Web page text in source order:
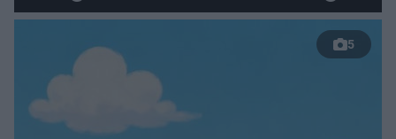
Szlema?
5